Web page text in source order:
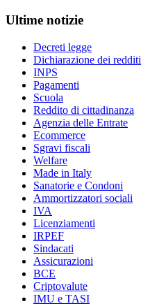
Ultime notizie
Decreti legge
Dichiarazione dei redditi
INPS
Pagamenti
Scuola
Reddito di cittadinanza
Agenzia delle Entrate
Ecommerce
Sgravi fiscali
Welfare
Made in Italy
Sanatorie e Condoni
Ammortizzatori sociali
IVA
Licenziamenti
IRPEF
Sindacati
Assicurazioni
BCE
Criptovalute
IMU e TASI